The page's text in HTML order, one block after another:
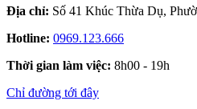
Địa chỉ: Số 41 Khúc Thừa Dụ,
Hotline: 0969.123.666
Thời gian làm việc: 8h00 - 19h
Chỉ đường tới đây